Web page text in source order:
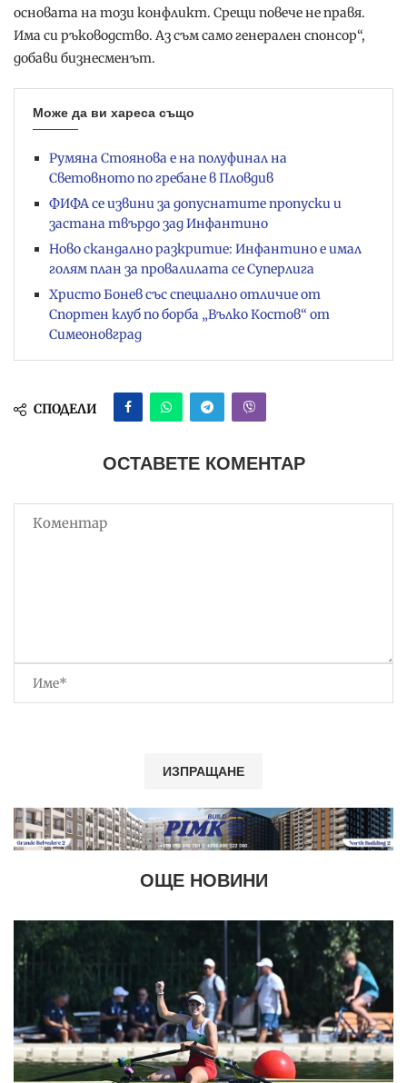
основата на този конфликт. Срещи повече не правя.
Има си ръководство. Аз съм само генерален спонсор“,
добави бизнесменът.
Може да ви хареса също
Румяна Стоянова е на полуфинал на
Световното по гребане в Пловдив
ФИФА се извини за допуснатите пропуски и
застана твърдо зад Инфантино
Ново скандално разкритие: Инфантино е имал
голям план за провалилата се Суперлига
Христо Бонев със специално отличие от
Спортен клуб по борба „Вълко Костов“ от
Симеоновград
СПОДЕЛИ
ОСТАВЕТЕ КОМЕНТАР
ОЩЕ НОВИНИ